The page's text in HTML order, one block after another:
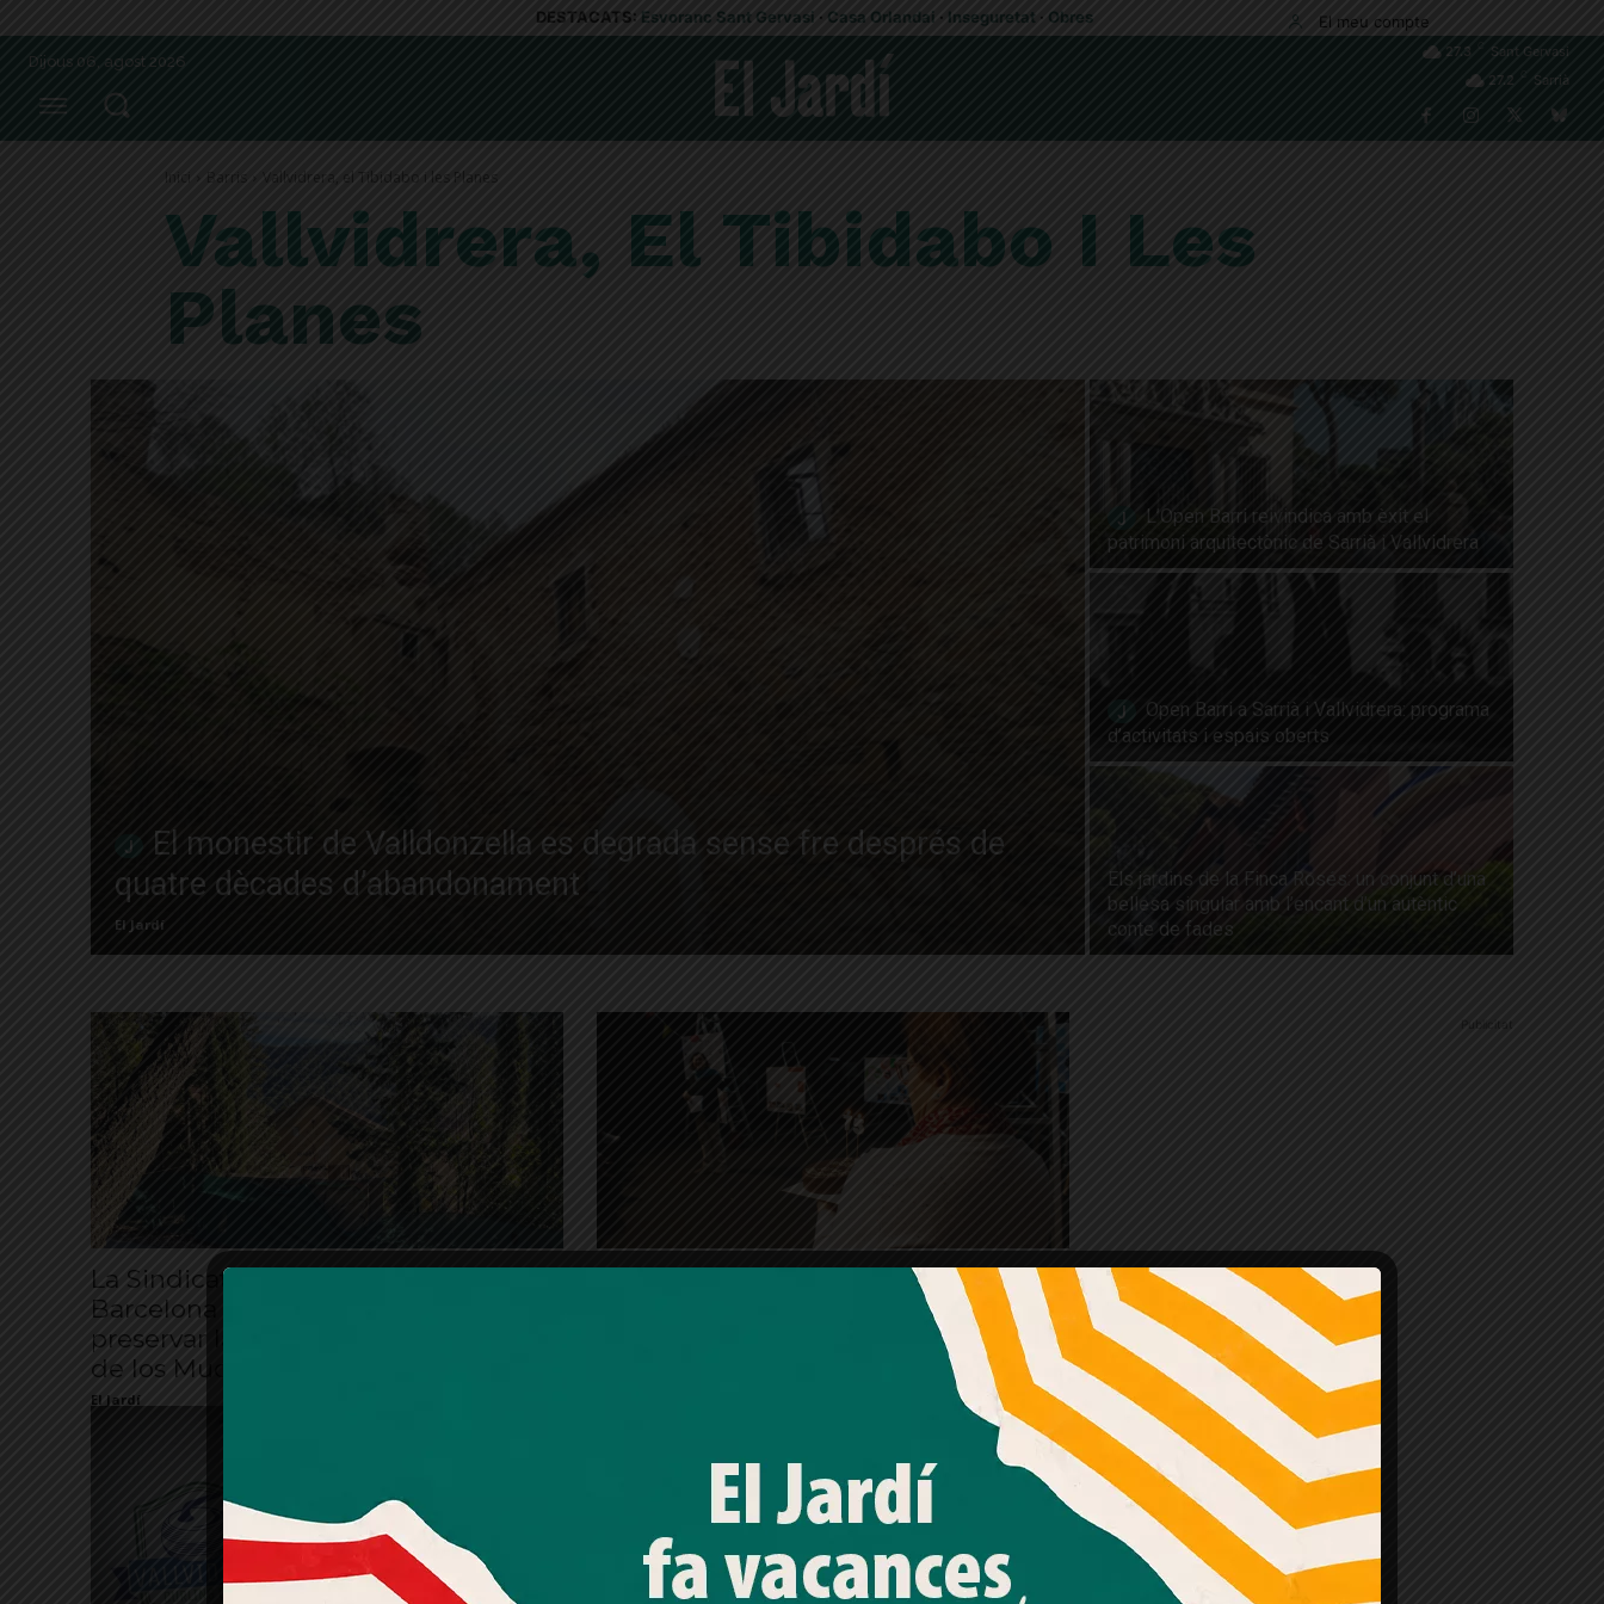
DESTACATS: Esvoranc Sant Gervasi · Casa Orlandai · Inseguretat · Obres El meu compte
Dijous 06, agost 2026
27.3
Sant Gervasi
27.2
Sarrià
Inici Barris Vallvidrera, el Tibidabo i les Planes
Vallvidrera, El Tibidabo I Les
Planes
El monestir de Valldonzella es degrada sense fre després de
quatre dècades d’abandonament
El Jardí
L’Open Barri reivindica amb èxit el
patrimoni arquitectònic de Sarrià i Vallvidrera
Open Barri a Sarrià i Vallvidrera: programa
d’activitats i espais oberts
Els jardins de la Finca Rosés: un conjunt d’una
bellesa singular amb l’encant d’un autèntic
conte de fades
La Sindicatura de Greuges de
Barcelona insta l’Ajuntament a
preservar la memòria de la «Ciudad
de los Muchachos»
El Jardí
L’Associació de Veïns de Vallvidrera
celebra 75 anys amb una exposició
Publicitat
Amb el seu acord, nosaltres fem servir galetes o
tecnologies similars per emmagatzemar, accedir i
processar dades personals com la seva visita a aquest lloc
processament de dades basat en interessos legítims en
qualsevol moment fent clic a "Ajustos de cookies" o a la
nostra Política de privacitat en aquest lloc web. Si cliques
"acceptar" dones el teu consentiment
Més informació Acceptar Rebutjar tot